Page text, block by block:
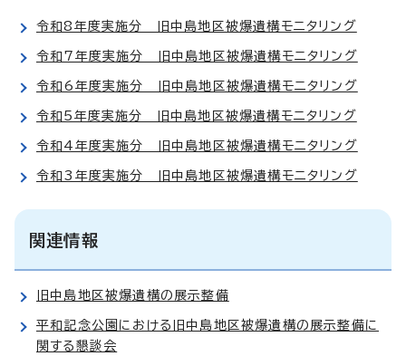
令和8年度実施分 旧中島地区被爆遺構モニタリング
令和7年度実施分 旧中島地区被爆遺構モニタリング
令和6年度実施分 旧中島地区被爆遺構モニタリング
令和5年度実施分 旧中島地区被爆遺構モニタリング
令和4年度実施分 旧中島地区被爆遺構モニタリング
令和3年度実施分 旧中島地区被爆遺構モニタリング
関連情報
旧中島地区被爆遺構の展示整備
平和記念公園における旧中島地区被爆遺構の展示整備に
関する懇談会